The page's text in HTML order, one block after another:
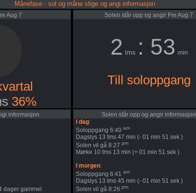
Månefase - sol og måne stige og angi informasjon
Aug 7
36%
Solen står opp og angir Fre Aug 7
2 tms : 53 min
Till soloppgang
informasjon
dager gammel
Solen står opp og angir informasjon
I dag:
Soloppgang 6:40 am
Dagslys 13 tms 47 min (- 01 min 51 sek )
Solen vil gå 8:27 pm
Mørke 10 tms 13 min (+ 01 min 51 sek )
I morgen:
Soloppgang 6:41 am
Dagslys 13 tms 45 min (- 01 min 51 sek )
Solen vil gå 8:26 pm